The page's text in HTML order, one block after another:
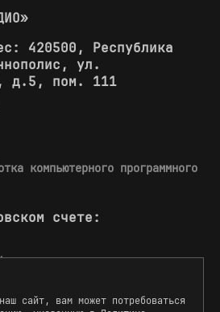
420500, Республика
ул.
д.5, пом. 111
компьютерного программного
счете:
сайт, вам может потребоваться